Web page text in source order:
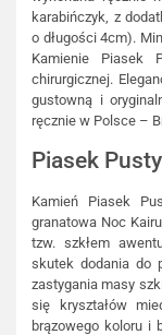
karabińczyk, z
o długości 4cm).
Kamienie Piasek
chirurgicznej.
gustowną i
ręcznie w Polsce –
Piasek
Kamień Piasek
granatowa Noc
tzw. szkłem
skutek dodania do
zastygania masy
się kryształów
brązowego koloru i